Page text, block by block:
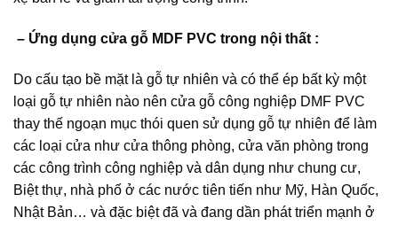
– Ứng dụng cửa gỗ MDF PVC trong nội thất :
Do cấu tạo bề mặt là gỗ tự nhiên và có thể ép bất kỳ một
loại gỗ tự nhiên nào nên cửa gỗ công nghiệp DMF PVC
thay thế ngoạn mục thói quen sử dụng gỗ tự nhiên để làm
các loại cửa như cửa thông phòng, cửa văn phòng trong
các công trình công nghiệp và dân dụng như chung cư,
Biệt thự, nhà phố ở các nước tiên tiến như Mỹ, Hàn Quốc,
Nhật Bản… và đặc biệt đã và đang dần phát triển mạnh ở